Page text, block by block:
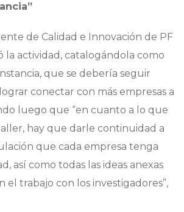
de Calidad e Innovación de PF
la actividad, catalogándola como
que se debería seguir
conectar con más empresas a
luego que “en cuanto a lo que
hay que darle continuidad a
que cada empresa tenga
así como todas las ideas anexas
el trabajo con los investigadores”,